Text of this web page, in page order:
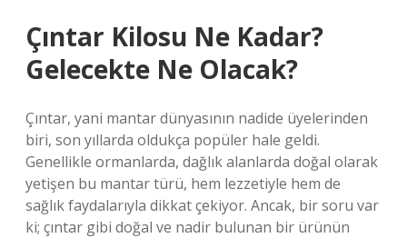
Çıntar Kilosu Ne Kadar?
Gelecekte Ne Olacak?
Çıntar, yani mantar dünyasının nadide üyelerinden
biri, son yıllarda oldukça popüler hale geldi.
Genellikle ormanlarda, dağlık alanlarda doğal olarak
yetişen bu mantar türü, hem lezzetiyle hem de
sağlık faydalarıyla dikkat çekiyor. Ancak, bir soru var
ki; çıntar gibi doğal ve nadir bulunan bir ürünün